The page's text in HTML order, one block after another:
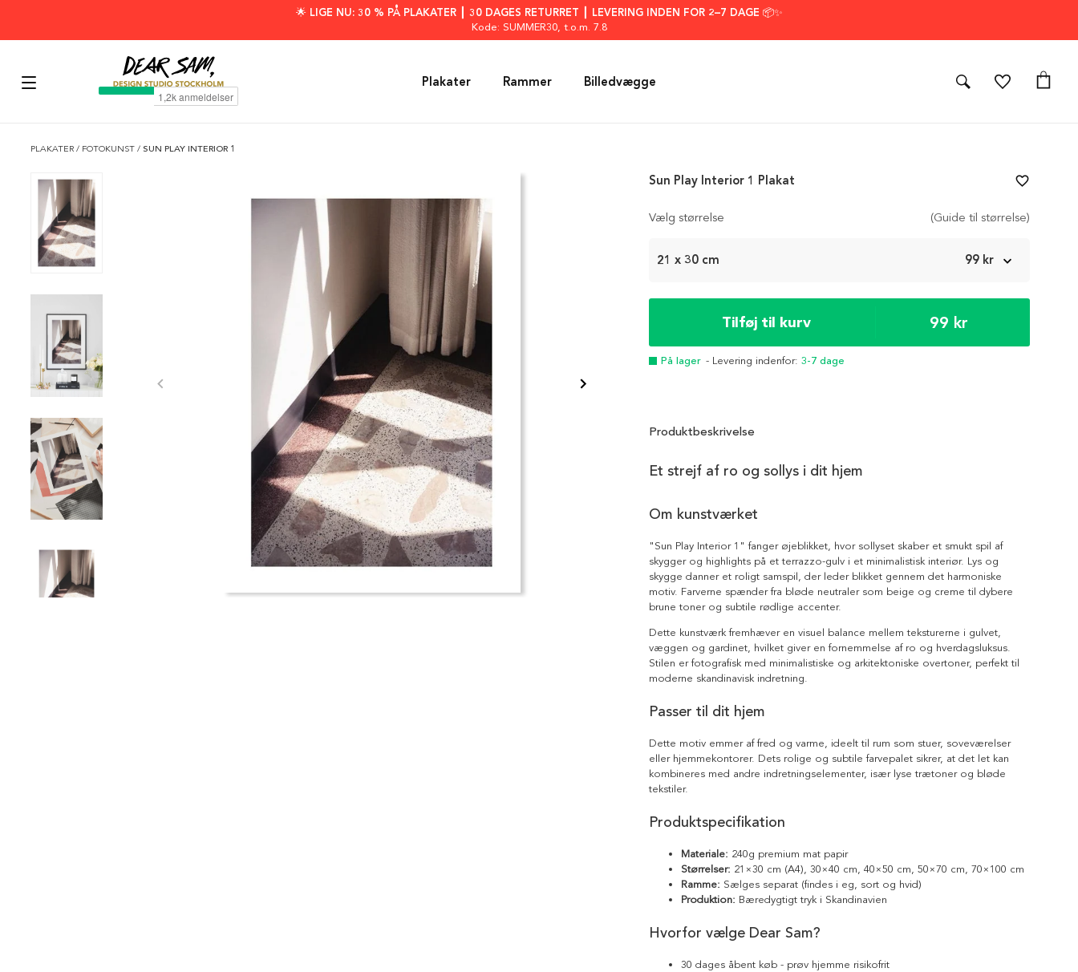
🌟 LIGE NU: 30 % PÅ PLAKATER ┃ 30 DAGES RETURRET ┃ LEVERING INDEN FOR 2–7 DAGE 📦✨
Kode: SUMMER30, t.o.m. 7.8
Plakater Rammer Billedvægge
PLAKATER / FOTOKUNST / SUN PLAY INTERIOR 1
Vælg størrelse (Guide til størrelse)
21 x 30 cm 99 kr
Tilføj til kurv 99 kr
På lager - Levering indenfor: 3-7 dage
Sun Play Interior 1 Plakat favorite_border
Produktbeskrivelse
Et strejf af ro og sollys i dit hjem
Om kunstværket
"Sun Play Interior 1" fanger øjeblikket, hvor sollyset skaber et smukt spil af
skygger og highlights på et terrazzo-gulv i et minimalistisk interiør. Lys og
skygge danner et roligt samspil, der leder blikket gennem det harmoniske
motiv. Farverne spænder fra bløde neutraler som beige og creme til dybere
brune toner og subtile rødlige accenter.
Dette kunstværk fremhæver en visuel balance mellem teksturerne i gulvet,
væggen og gardinet, hvilket giver en fornemmelse af ro og hverdagsluksus.
Stilen er fotografisk med minimalistiske og arkitektoniske overtoner, perfekt til
moderne skandinavisk indretning.
Passer til dit hjem
Dette motiv emmer af fred og varme, ideelt til rum som stuer, soveværelser
eller hjemmekontorer. Dets rolige og subtile farvepalet sikrer, at det let kan
kombineres med andre indretningselementer, især lyse trætoner og bløde
tekstiler.
Produktspecifikation
Materiale: 240g premium mat papir
Størrelser: 21×30 cm (A4), 30×40 cm, 40×50 cm, 50×70 cm, 70×100 cm
Ramme: Sælges separat (findes i eg, sort og hvid)
Produktion: Bæredygtigt tryk i Skandinavien
Hvorfor vælge Dear Sam?
30 dages åbent køb - prøv hjemme risikofrit